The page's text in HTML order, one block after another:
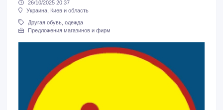
26/10/2025 20:37
Украина, Киев и область
Другая обувь, одежда
Предложения магазинов и фирм